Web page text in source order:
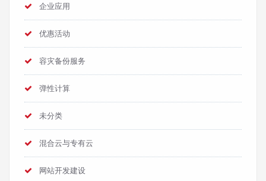
企业应用
优惠活动
容灾备份服务
弹性计算
未分类
混合云与专有云
网站开发建设